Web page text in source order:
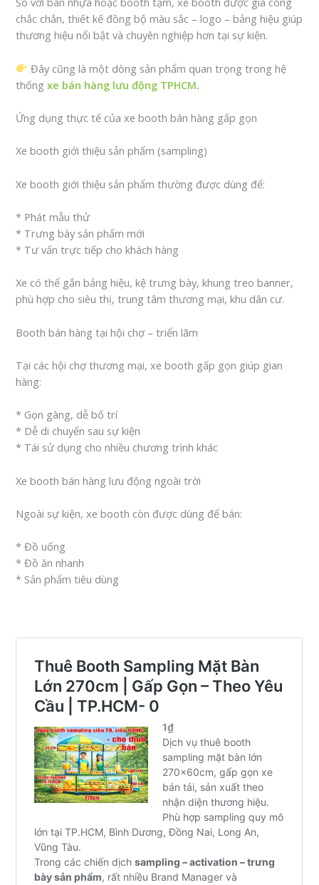
chắc chắn, thiết kế đồng bộ màu sắc – logo – bảng hiệu giúp
thương hiệu nổi bật và chuyên nghiệp hơn tại sự kiện.
Đây cũng là một dòng sản phẩm quan trọng trong hệ
thốngxe bán hàng lưu động TPHCM.
Ứng dụng thực tế của xe booth bán hàng gấp gọn
Xe booth giới thiệu sản phẩm (sampling)
Xe booth giới thiệu sản phẩm thường được dùng để:
* Phát mẫu thử
* Trưng bày sản phẩm mới
* Tư vấn trực tiếp cho khách hàng
Xe có thể gắn bảng hiệu, kệ trưng bày, khung treo banner,
phù hợp cho siêu thị, trung tâm thương mại, khu dân cư.
Booth bán hàng tại hội chợ – triển lãm
Tại các hội chợ thương mại, xe booth gấp gọn giúp gian
hàng:
* Gọn gàng, dễ bố trí
* Dễ di chuyển sau sự kiện
* Tái sử dụng cho nhiều chương trình khác
Xe booth bán hàng lưu động ngoài trời
Ngoài sự kiện, xe booth còn được dùng để bán:
* Đồ uống
* Đồ ăn nhanh
* Sản phẩm tiêu dùng